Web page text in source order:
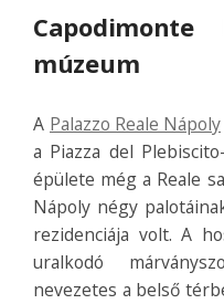
múzeum
A Palazzo Reale Nápoly
a Piazza del
épülete még a Reale
Nápoly négy
rezidenciája volt. A
uralkodó
nevezetes a belső